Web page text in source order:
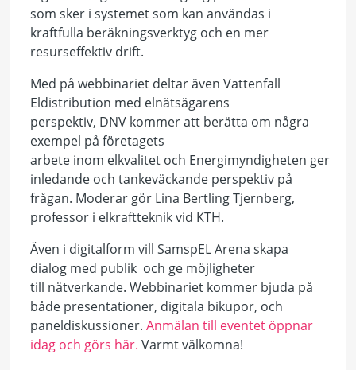
som sker i systemetsom kan användas i
kraftfulla beräkningsverktyg och en mer
resurseffektiv drift.
Med på webbinariet deltaräven Vattenfall
Eldistribution med elnätsägarens
perspektiv, DNV kommeratt berätta om några
exempel på företagets
arbete inom elkvalitet och Energimyndigheten ger
inledande och tankeväckande perspektiv på
frågan. Moderar gör Lina BertlingTjernberg,
professor i elkraftteknik vid KTH.
Även i digitalform vill SamspEL Arena skapa
dialog med publik och ge möjligheter
till nätverkande. Webbinariet kommer bjuda på
både presentationer, digitala bikupor, och
paneldiskussioner. Anmälan till eventet öppnar
idag och görs här. Varmt välkomna!